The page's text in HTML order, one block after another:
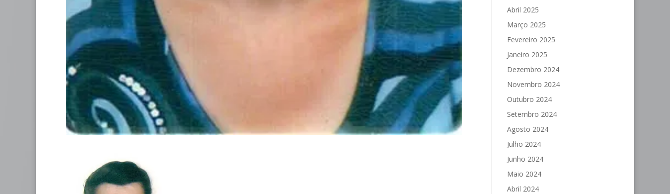
Abril 2025
Março 2025
Fevereiro 2025
Janeiro 2025
Dezembro 2024
Novembro 2024
Outubro 2024
Setembro 2024
Agosto 2024
Julho 2024
Junho 2024
Maio 2024
Abril 2024